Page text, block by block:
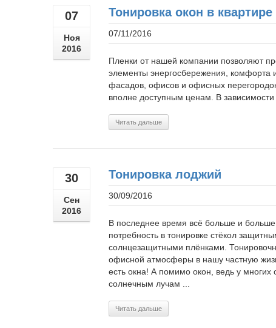
07
Ноя
2016
Тонировка окон в квартире
07/11/2016
Пленки от нашей компании позволяют
элементы энергосбережения, комфорта
фасадов, офисов и офисных
вполне доступным ценам. В зависимости
Читать дальше
30
Сен
2016
Тонировка лоджий
30/09/2016
В последнее время всё больше и
потребность в тонировке стёкол
солнцезащитными плёнками.
офисной атмосферы в нашу частную
есть окна! А помимо окон, ведь у
солнечным лучам ...
Читать дальше